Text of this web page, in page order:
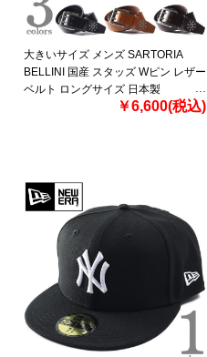
大きいサイズ メンズ SARTORIA
BELLINI 国産 スタッズ Wピン レザー
ベルト ロングサイズ 日本製
￥6,600(税込)